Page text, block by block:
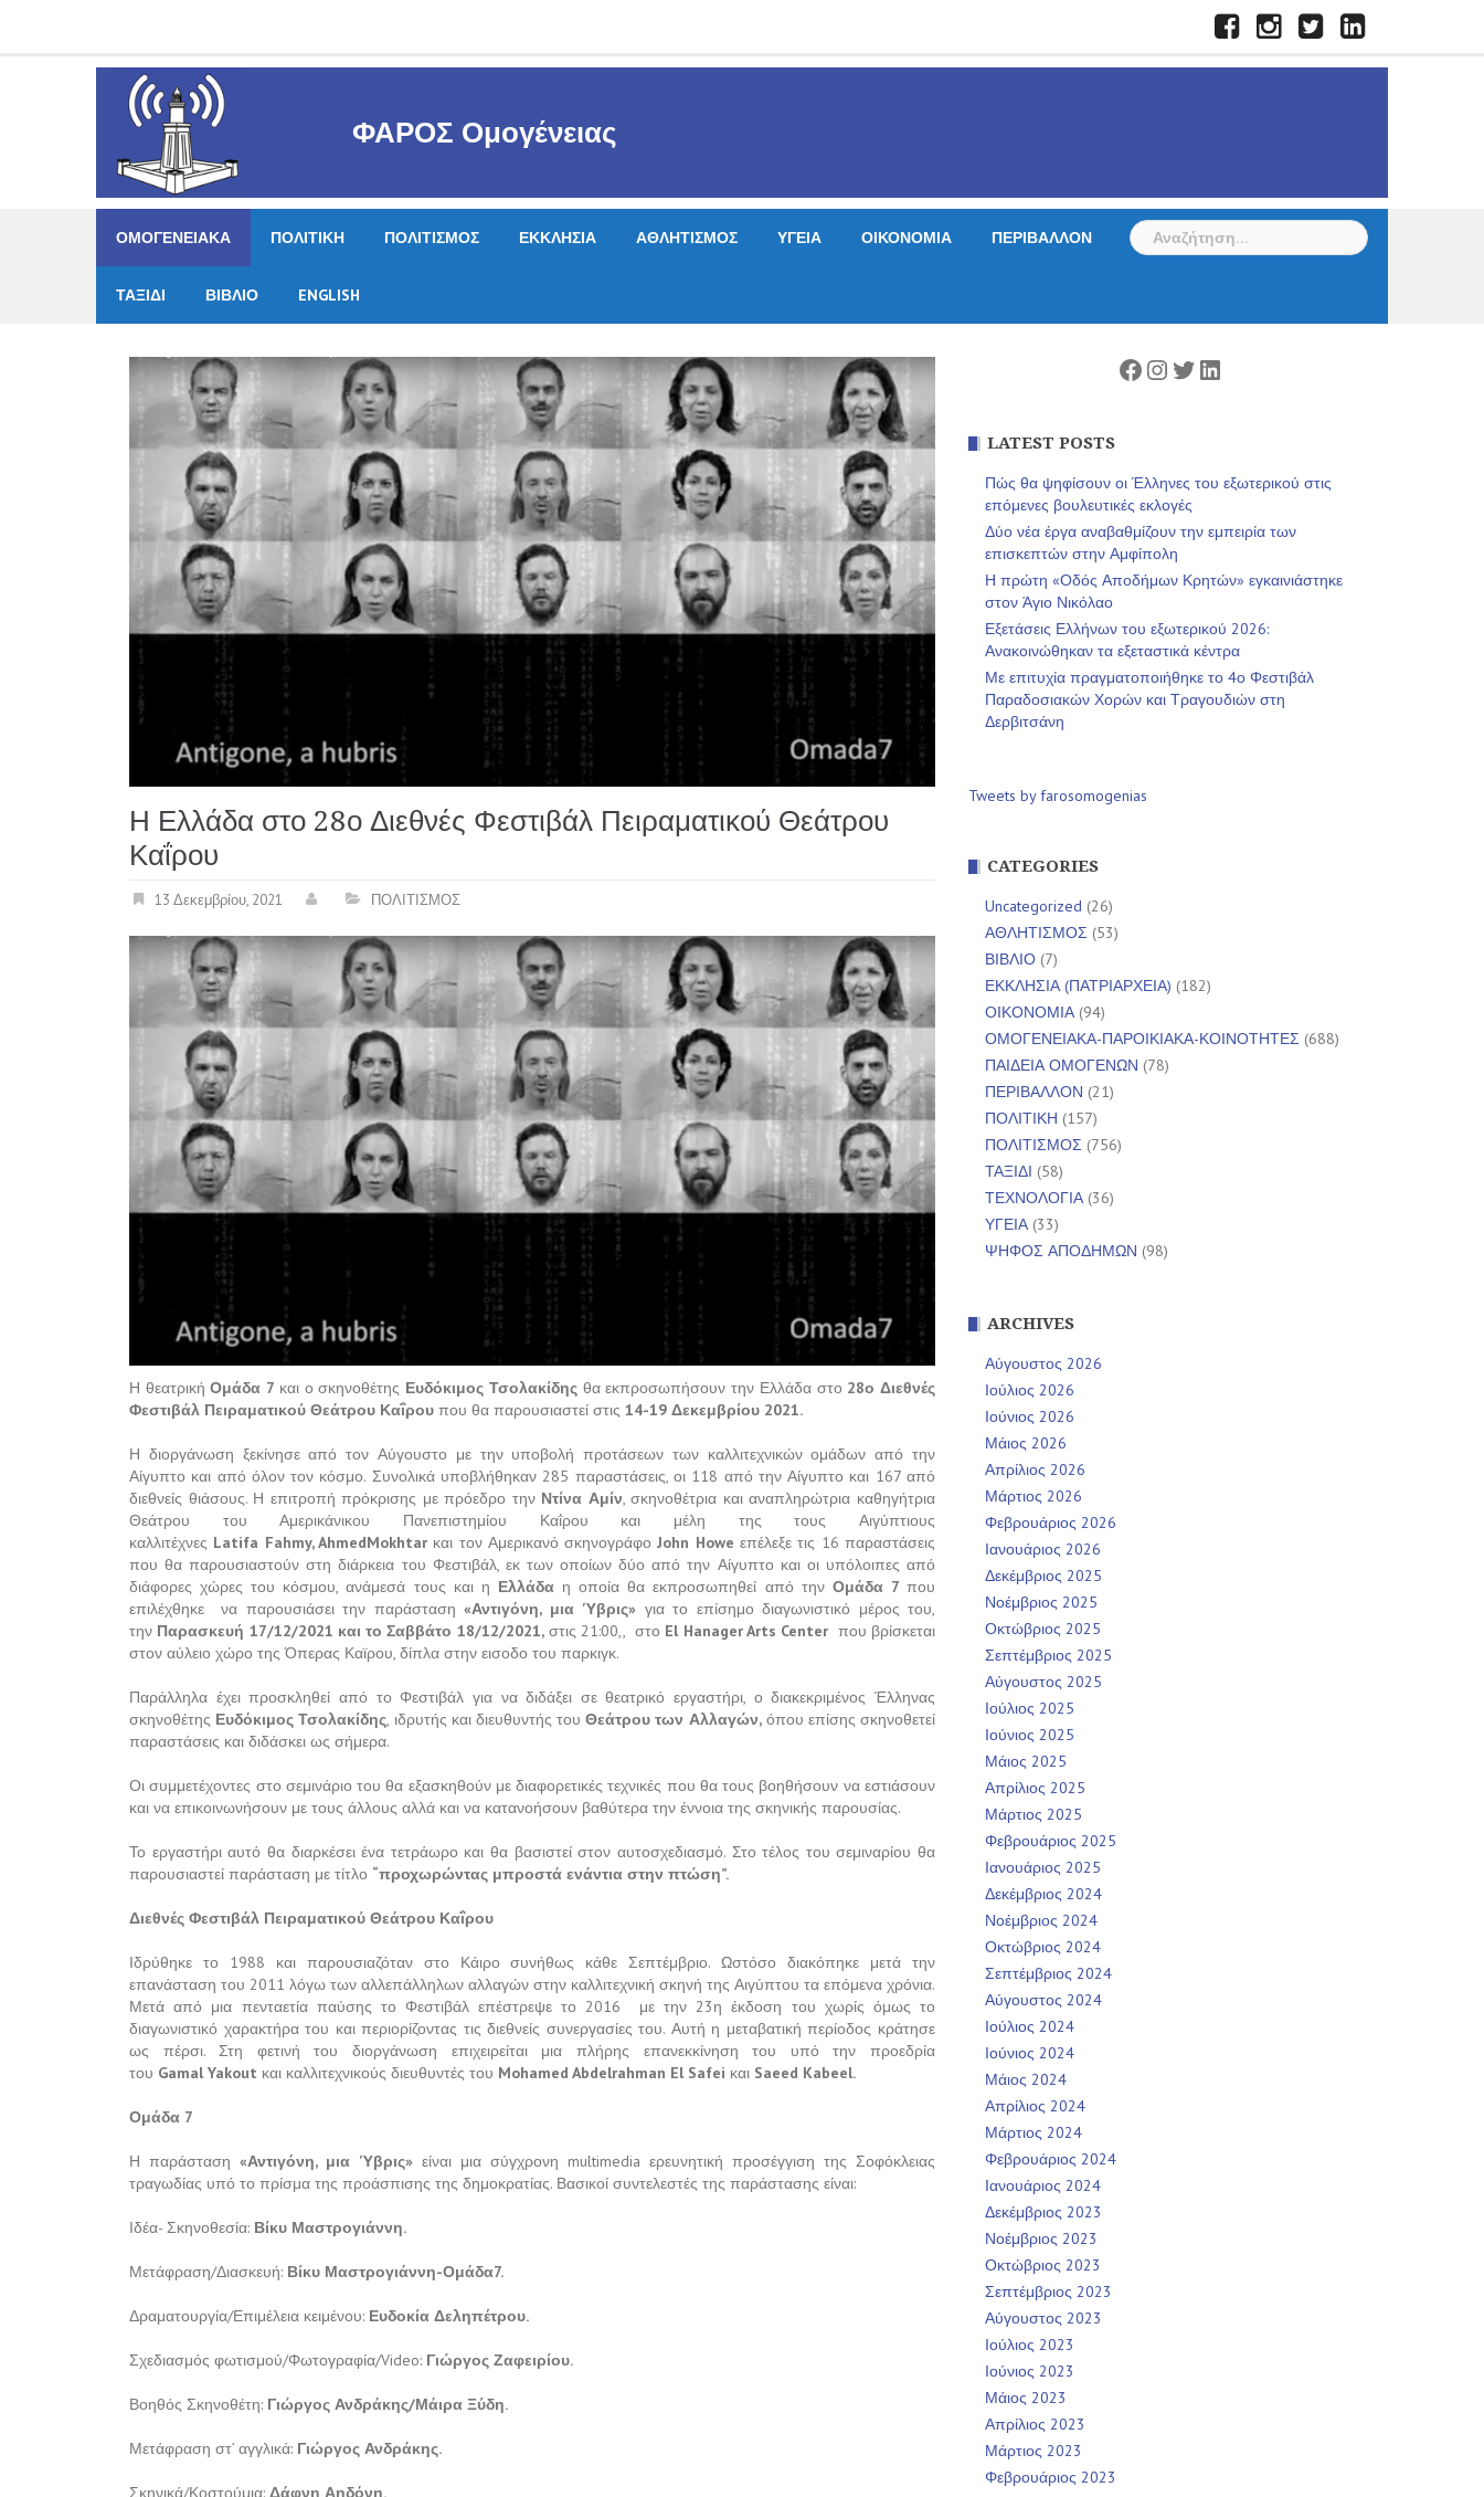
FacebookInstagramTwitterLinkedIn
ΦΑΡΟΣ Ομογένειας
ΟΜΟΓΕΝΕΙΑΚΑ ΠΟΛΙΤΙΚΗ ΠΟΛΙΤΙΣΜΟΣ ΕΚΚΛΗΣΙΑ ΑΘΛΗΤΙΣΜΟΣ ΥΓΕΙΑ ΟΙΚΟΝΟΜΙΑ ΠΕΡΙΒΑΛΛΟΝ
ΤΑΞΙΔΙ ΒΙΒΛΙΟ ENGLISH
Αναζήτηση
για:
Η Ελλάδα στο 28ο Διεθνές Φεστιβάλ Πειραματικού Θεάτρου
Καΐρου
13 Δεκεμβρίου, 2021 ΠΟΛΙΤΙΣΜΟΣ
Η θεατρικήΟμάδα 7 και ο σκηνοθέτης Ευδόκιμος Τσολακίδης θα εκπροσωπήσουν την Ελλάδα στο 28ο Διεθνές
Φεστιβάλ Πειραματικού Θεάτρου Καΐρου που θα παρουσιαστεί στις 14-19 Δεκεμβρίου 2021.
Η διοργάνωση ξεκίνησε από τον Αύγουστο με την υποβολή προτάσεων των καλλιτεχνικών ομάδων από την
Αίγυπτο και από όλον τον κόσμο. Συνολικά υποβλήθηκαν 285 παραστάσεις, οι 118 από την Αίγυπτο και 167 από
διεθνείς θιάσους. Η επιτροπή πρόκρισης με πρόεδρο την Ντίνα Αμίν, σκηνοθέτρια και αναπληρώτρια καθηγήτρια
Θεάτρου του Αμερικάνικου Πανεπιστημίου Καΐρου και μέλη της τους Αιγύπτιους
καλλιτέχνες Latifa Fahmy,AhmedMokhtar και τον Αμερικανό σκηνογράφοJohn Howe επέλεξε τις 16 παραστάσεις
που θα παρουσιαστούν στη διάρκεια του Φεστιβάλ, εκ των οποίων δύο από την Αίγυπτο και οι υπόλοιπες από
διάφορες χώρες του κόσμου, ανάμεσά τους και η Ελλάδαη οποία θα εκπροσωπηθεί από την Ομάδα 7που
επιλέχθηκε να παρουσιάσει την παράσταση «Αντιγόνη, μια Ύβρις» για το επίσημο διαγωνιστικό μέρος του,
την Παρασκευή 17/12/2021 και το Σαββάτο 18/12/2021,στις 21:00,, στο El HanagerArts Center που βρίσκεται
στον αύλειο χώρο της Όπερας Καϊρου, δίπλα στην εισοδο του παρκιγκ.
Παράλληλα έχει προσκληθεί από το Φεστιβάλ για να διδάξει σε θεατρικό εργαστήρι, ο διακεκριμένος Έλληνας
σκηνοθέτης Ευδόκιμος Τσολακίδης, ιδρυτής και διευθυντής τουΘεάτρου των Αλλαγών,όπου επίσης σκηνοθετεί
παραστάσεις και διδάσκει ως σήμερα.
Οι συμμετέχοντες στο σεμινάριο του θα εξασκηθούν με διαφορετικές τεχνικές που θα τους βοηθήσουν να εστιάσουν
και να επικοινωνήσουν με τους άλλους αλλά και να κατανοήσουν βαθύτερα την έννοια της σκηνικής παρουσίας.
Το εργαστήρι αυτό θα διαρκέσει ένα τετράωρο και θα βασιστεί στον αυτοσχεδιασμό. Στο τέλος του σεμιναρίου θα
παρουσιαστεί παράσταση με τίτλο “προχωρώντας μπροστά ενάντια στην πτώση”.
Διεθνές Φεστιβάλ Πειραματικού Θεάτρου Καΐρου
Ιδρύθηκε το 1988 και παρουσιαζόταν στο Κάιρο συνήθως κάθε Σεπτέμβριο. Ωστόσο διακόπηκε μετά την
επανάσταση του 2011 λόγω των αλλεπάλληλων αλλαγών στην καλλιτεχνική σκηνή της Αιγύπτου τα επόμενα χρόνια.
Μετά από μια πενταετία παύσης το Φεστιβάλ επέστρεψε το 2016 με την 23η έκδοση του χωρίς όμως το
διαγωνιστικό χαρακτήρα του και περιορίζοντας τις διεθνείς συνεργασίες του. Αυτή η μεταβατική περίοδος κράτησε
ως πέρσι. Στη φετινή του διοργάνωση επιχειρείται μια πλήρης επανεκκίνηση του υπό την προεδρία
του Gamal Yakout και καλλιτεχνικούς διευθυντές του Mohamed Abdelrahman El Safei και Saeed Kabeel.
Ομάδα 7
Η παράσταση «Αντιγόνη, μια Ύβρις» είναι μια σύγχρονη multimedia ερευνητική προσέγγιση της Σοφόκλειας
τραγωδίας υπό το πρίσμα της προάσπισης της δημοκρατίας. Βασικοί συντελεστές της παράστασης είναι:
Ιδέα- Σκηνοθεσία: Βίκυ Μαστρογιάννη.
Μετάφραση/Διασκευή: Βίκυ Μαστρογιάννη-Ομάδα7.
Δραματουργία/Επιμέλεια κειμένου: Ευδοκία Δεληπέτρου.
Σχεδιασμός φωτισμού/Φωτογραφία/Video: Γιώργος Ζαφειρίου.
Βοηθός Σκηνοθέτη: Γιώργος Ανδράκης/Μάιρα Ξύδη.
Μετάφραση στ’ αγγλικά: Γιώργος Ανδράκης.
Σκηνικά/Κοστούμια: Δάφνη Αηδόνη.
Facebook
Instagram
Twitter
Linkedin
LATEST POSTS
Πώς θα ψηφίσουν οι Έλληνες του εξωτερικού στις
επόμενες βουλευτικές εκλογές
Δύο νέα έργα αναβαθμίζουν την εμπειρία των
επισκεπτών στην Αμφίπολη
Η πρώτη «Οδός Αποδήμων Κρητών» εγκαινιάστηκε
στον Άγιο Νικόλαο
Εξετάσεις Ελλήνων του εξωτερικού 2026:
Ανακοινώθηκαν τα εξεταστικά κέντρα
Με επιτυχία πραγματοποιήθηκε το 4ο Φεστιβάλ
Παραδοσιακών Χορών και Τραγουδιών στη
Δερβιτσάνη
Tweets by farosomogenias
CATEGORIES
Uncategorized (26)
ΑΘΛΗΤΙΣΜΟΣ (53)
ΒΙΒΛΙΟ (7)
ΕΚΚΛΗΣΙΑ (ΠΑΤΡΙΑΡΧΕΙΑ) (182)
ΟΙΚΟΝΟΜΙΑ(94)
ΟΜΟΓΕΝΕΙΑΚΑ-ΠΑΡΟΙΚΙΑΚΑ-ΚΟΙΝΟΤΗΤΕΣ (688)
ΠΑΙΔΕΙΑ ΟΜΟΓΕΝΩΝ (78)
ΠΕΡΙΒΑΛΛΟΝ (21)
ΠΟΛΙΤΙΚΗ (157)
ΠΟΛΙΤΙΣΜΟΣ (756)
ΤΑΞΙΔΙ (58)
ΤΕΧΝΟΛΟΓΙΑ(36)
ΥΓΕΙΑ(33)
ΨΗΦΟΣ ΑΠΟΔΗΜΩΝ (98)
ARCHIVES
Αύγουστος 2026
Ιούλιος 2026
Ιούνιος 2026
Μάιος 2026
Απρίλιος 2026
Μάρτιος 2026
Φεβρουάριος 2026
Ιανουάριος 2026
Δεκέμβριος 2025
Νοέμβριος 2025
Οκτώβριος 2025
Σεπτέμβριος 2025
Αύγουστος 2025
Ιούλιος 2025
Ιούνιος 2025
Μάιος 2025
Απρίλιος 2025
Μάρτιος 2025
Φεβρουάριος 2025
Ιανουάριος 2025
Δεκέμβριος 2024
Νοέμβριος 2024
Οκτώβριος 2024
Σεπτέμβριος 2024
Αύγουστος 2024
Ιούλιος 2024
Ιούνιος 2024
Μάιος 2024
Απρίλιος 2024
Μάρτιος 2024
Φεβρουάριος 2024
Ιανουάριος 2024
Δεκέμβριος 2023
Νοέμβριος 2023
Οκτώβριος 2023
Σεπτέμβριος 2023
Αύγουστος 2023
Ιούλιος 2023
Ιούνιος 2023
Μάιος 2023
Απρίλιος 2023
Μάρτιος 2023
Φεβρουάριος 2023